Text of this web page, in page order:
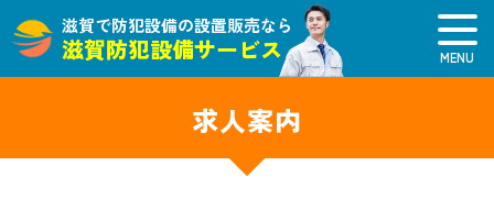
滋賀で防犯設備の設置販売なら
滋賀防犯設備サービス
求人案内